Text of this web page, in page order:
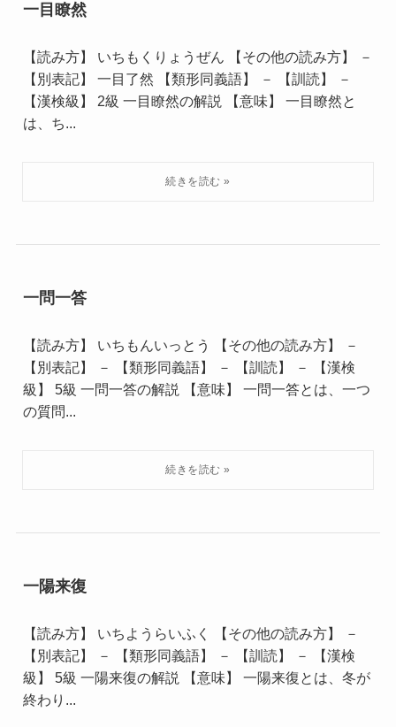
一目瞭然
【読み方】 いちもくりょうぜん 【その他の読み方】 －
【別表記】 一目了然 【類形同義語】 － 【訓読】 －
【漢検級】 2級 一目瞭然の解説 【意味】 一目瞭然と
は、ち...
一問一答
【読み方】 いちもんいっとう 【その他の読み方】 －
【別表記】 － 【類形同義語】 － 【訓読】 － 【漢検
級】 5級 一問一答の解説 【意味】 一問一答とは、一つ
の質問...
一陽来復
【読み方】 いちようらいふく 【その他の読み方】 －
【別表記】 － 【類形同義語】 － 【訓読】 － 【漢検
級】 5級 一陽来復の解説 【意味】 一陽来復とは、冬が
終わり...